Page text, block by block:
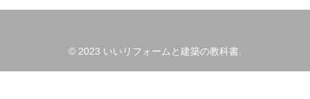
© 2023 いいリフォームと建築の教科書.